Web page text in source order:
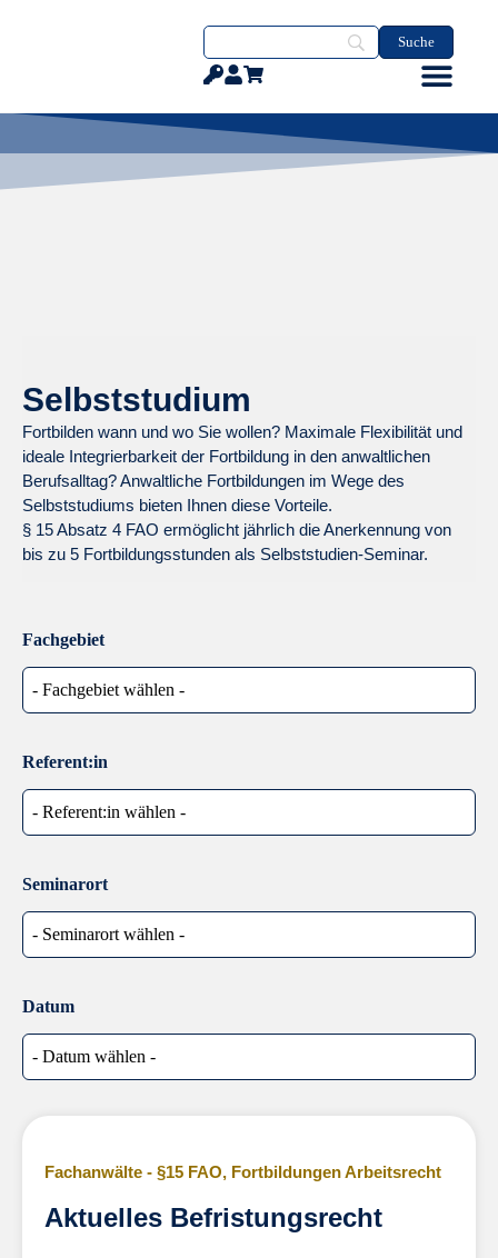
Selbststudium
Fortbilden wann und wo Sie wollen? Maximale Flexibilität und
ideale Integrierbarkeit der Fortbildung in den anwaltlichen
Berufsalltag? Anwaltliche Fortbildungen im Wege des
Selbststudiums bieten Ihnen diese Vorteile.
§ 15 Absatz 4 FAO ermöglicht jährlich die Anerkennung von
bis zu 5 Fortbildungsstunden als Selbststudien-Seminar.
Fachgebiet
Referent:in
Seminarort
Datum
Fachanwälte - §15 FAO, Fortbildungen Arbeitsrecht
Aktuelles Befristungsrecht